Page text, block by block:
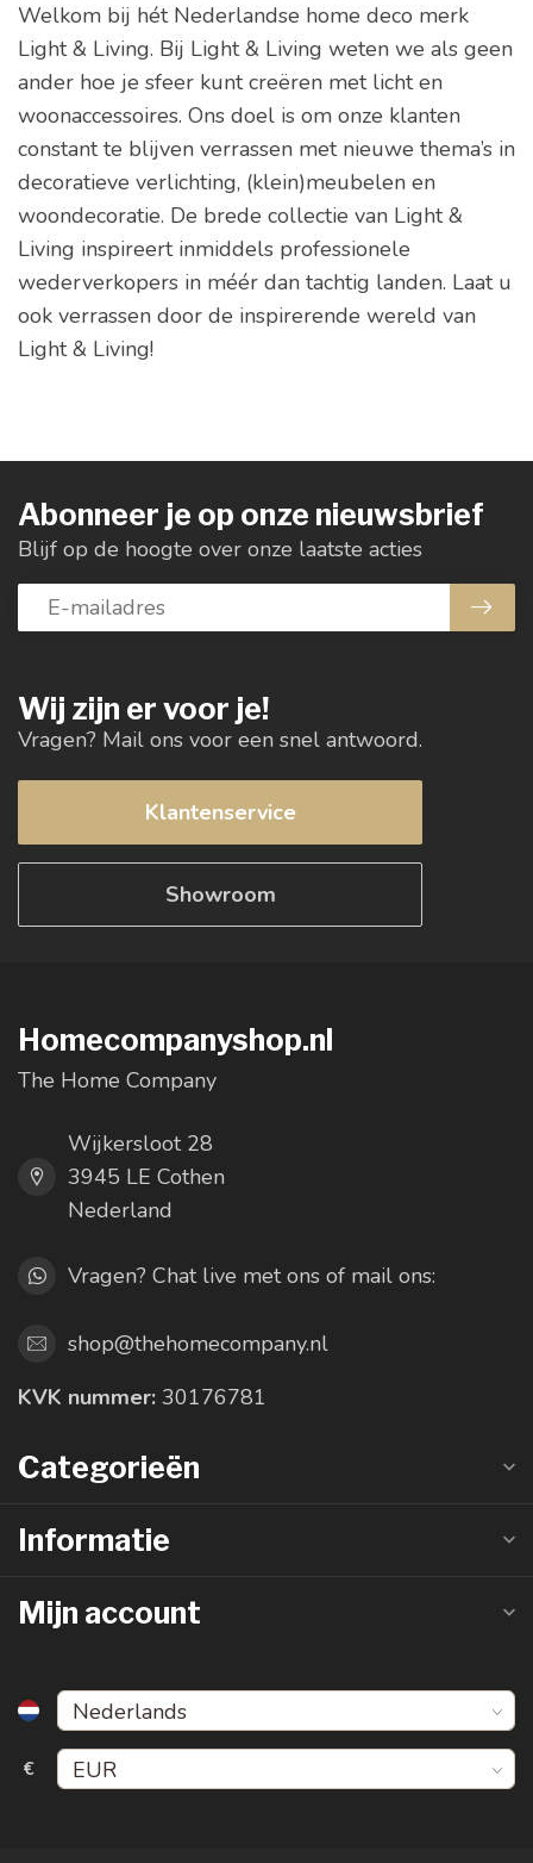
Welkom bij hét Nederlandse home deco merk
Light & Living. Bij Light & Living weten we als geen
ander hoe je sfeer kunt creëren met licht en
woonaccessoires. Ons doel is om onze klanten
constant te blijven verrassen met nieuwe thema’s in
decoratieve verlichting, (klein)meubelen en
woondecoratie. De brede collectie van Light &
Living inspireert inmiddels professionele
wederverkopers in méér dan tachtig landen. Laat u
ook verrassen door de inspirerende wereld van
Light & Living!
Wij zijn er voor je!
Vragen? Mail ons voor een snel antwoord.
Klantenservice
Showroom
Abonneer je op onze nieuwsbrief
Blijf op de hoogte over onze laatste acties
Homecompanyshop.nl
The Home Company
Wijkersloot 28
3945 LE Cothen
Nederland
Vragen? Chat live met ons of mail ons:
shop@thehomecompany.nl
KVK nummer: 30176781
Categorieën
Informatie
Mijn account
€